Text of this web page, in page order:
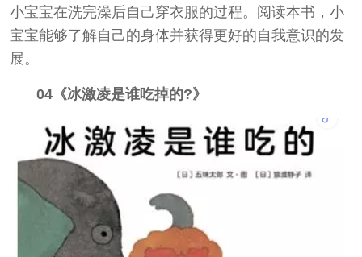
小宝宝在洗完澡后自己穿衣服的过程。阅读本书，小
宝宝能够了解自己的身体并获得更好的自我意识的发
展。
04《冰激凌是谁吃掉的?》